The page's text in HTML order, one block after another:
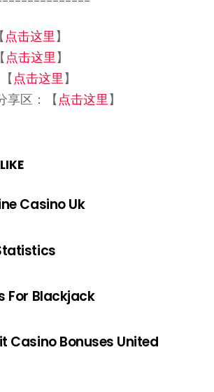
点击这里 】
点击这里 】
点击这里 】
享区：【 点击这里 】
Casino Uk
For Blackjack
Casino Bonuses United